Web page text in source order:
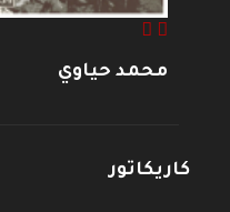
محمد حياوي
كاريكاتور